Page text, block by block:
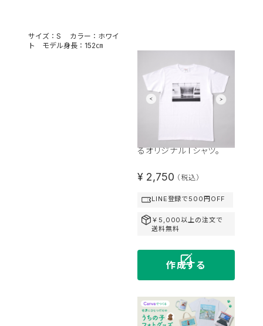
サイズ：S カラー：ホワイ
ト モデル身長：152㎝
写真プリントで作
るオリジナルTシ
ャツ
ストをプリントして作成す
るオリジナルTシャツ。
¥ 2,750 （税込）
LINE登録で500円OFF
￥5,000以上の注文で
送料無料
作成する